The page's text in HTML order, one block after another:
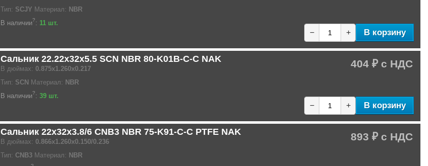
Тип: SCJY Материал: NBR
В наличии?: 11 шт.
− + В корзину
Сальник 22.22x32x5.5 SCN NBR 80-K01B-C-C NAK
В дюймах: 0.875x1.260x0.217
Тип: SCN Материал: NBR
В наличии?: 39 шт.
404 ₽
− + В корзину
Сальник 22x32x3.8/6 CNB3 NBR 75-K91-C-C PTFE NAK
В дюймах: 0.866x1.260x0.150/0.236
Тип: CNB3 Материал: NBR
893 ₽